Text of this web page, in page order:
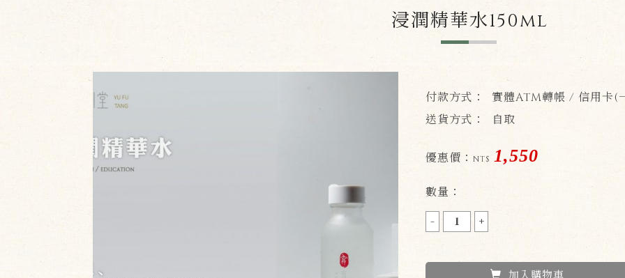
浸潤精華水150ml
付款方式：
實體ATM轉帳 / 信用卡(
送貨方式：
自取
優惠價：NT$ 1,550
數量：